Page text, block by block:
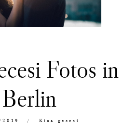
Fotos in
Berlin
2019 Kina gecesi